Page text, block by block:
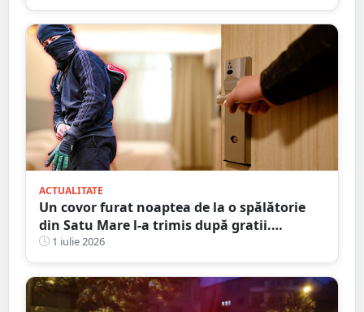
ACTUALITATE
Un covor furat noaptea de la o spălătorie
din Satu Mare l-a trimis după gratii.
Condamnare cu executare după ce instanța
i-a anulat suspendarea
1 iulie 2026